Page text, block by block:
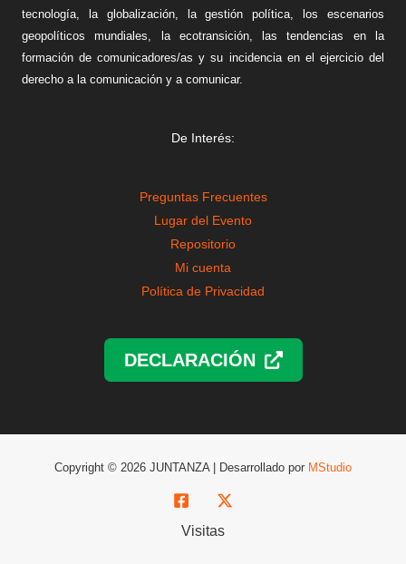
tecnología, la globalización, la gestión política, los escenarios
geopolíticos mundiales, la ecotransición, las tendencias en la
formación de comunicadores/as y su incidencia en el ejercicio del
derecho a la comunicación y a comunicar.
De Interés:
Preguntas Frecuentes
Lugar del Evento
Repositorio
Mi cuenta
Política de Privacidad
DECLARACIÓN
Copyright © 2026 JUNTANZA | Desarrollado por MStudio
Visitas